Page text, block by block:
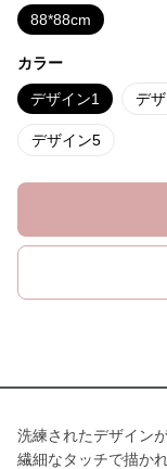
88*88cm
カラー
デザイン1 デ
デザイン5
洗練されたデザイン
繊細なタッチで描か